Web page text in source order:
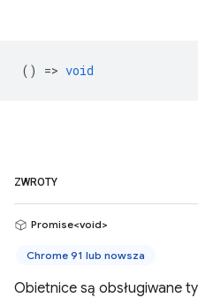
() => void
ZWROTY
Promise<void>
Chrome 91 lub nowsza
Obietnice są obsługiwane